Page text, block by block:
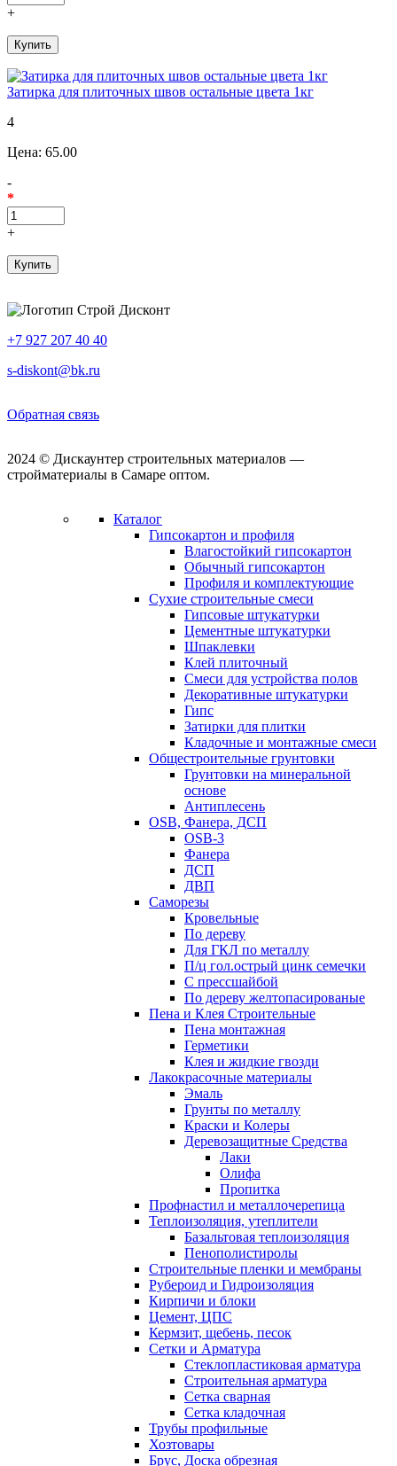
+
Затирка для плиточных швов остальные цвета 1кг
4
Цена: 65.00
-
*
+
+7 927 207 40 40
s-diskont@bk.ru
Обратная связь
2024 © Дискаунтер строительных материалов —
стройматериалы в Самаре оптом.
Каталог
Гипсокартон и профиля
Влагостойкий гипсокартон
Обычный гипсокартон
Профиля и комплектующие
Сухие строительные смеси
Гипсовые штукатурки
Цементные штукатурки
Шпаклевки
Клей плиточный
Смеси для устройства полов
Декоративные штукатурки
Гипс
Затирки для плитки
Кладочные и монтажные смеси
Общестроительные грунтовки
Грунтовки на минеральной
основе
Антиплесень
OSB, Фанера, ДСП
OSB-3
Фанера
ДСП
ДВП
Саморезы
Кровельные
По дереву
Для ГКЛ по металлу
П/ц гол.острый цинк семечки
С прессшайбой
По дереву желтопасированые
Пена и Клея Строительные
Пена монтажная
Герметики
Клея и жидкие гвозди
Лакокрасочные материалы
Эмаль
Грунты по металлу
Краски и Колеры
Деревозащитные Средства
Лаки
Олифа
Пропитка
Профнастил и металлочерепица
Теплоизоляция, утеплители
Базальтовая теплоизоляция
Пенополистиролы
Строительные пленки и мембраны
Рубероид и Гидроизоляция
Кирпичи и блоки
Цемент, ЦПС
Кермзит, щебень, песок
Сетки и Арматура
Стеклопластиковая арматура
Строительная арматура
Сетка сварная
Сетка кладочная
Трубы профильные
Хозтовары
Брус, Доска обрезная